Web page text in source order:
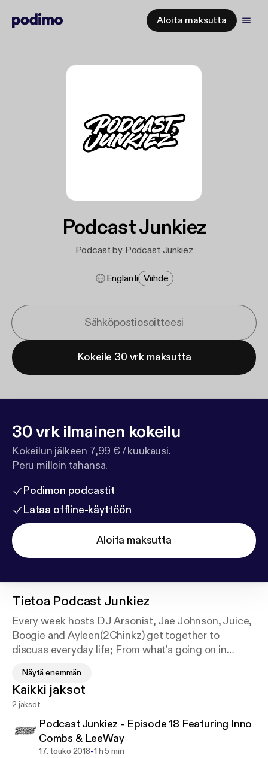
Aloita maksutta
Podcast Junkiez
Podcast by Podcast Junkiez
Englanti Viihde
Kokeile 30 vrk maksutta
30 vrk ilmainen kokeilu
Kokeilun jälkeen 7,99 € / kuukausi.
Peru milloin tahansa.
Podimon podcastit
Lataa offline-käyttöön
Aloita maksutta
Tietoa Podcast Junkiez
Every week hosts DJ Arsonist, Jae Johnson, Juice,
Boogie and Ayleen(2Chinkz) get together to
discuss everyday life; From what's going on in
who exchange views on certain topics and give
insight from different perspectives. It gets
personal, real and raw. Tune in each week for the
latest!
Näytä enemmän
Kaikki jaksot
2 jaksot
Podcast Junkiez - Episode 18 Featuring Inno
Combs & LeeWay
17. touko 2018-1 h 5 min